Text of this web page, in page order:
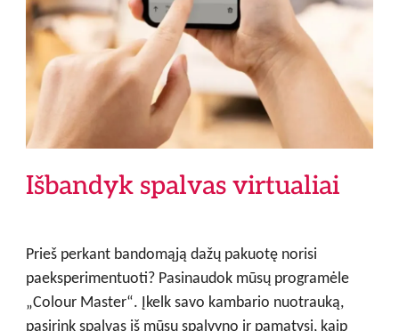
Išbandyk spalvas virtualiai
Prieš perkant bandomąją dažų pakuotę norisi
paeksperimentuoti? Pasinaudok mūsų programėle
„Colour Master“. Įkelk savo kambario nuotrauką,
pasirink spalvas iš mūsų spalvyno ir pamatysi, kaip